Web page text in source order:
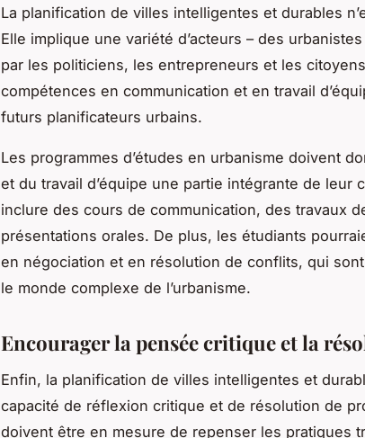
La planification de villes intelligentes et durables
Elle implique une variété d’acteurs – des
par les politiciens, les entrepreneurs et les
compétences en communication et en travail
futurs planificateurs urbains.
Les programmes d’études en urbanisme doivent
et du travail d’équipe une partie intégrante de leur
inclure des cours de communication, des travaux
présentations orales. De plus, les étudiants
en négociation et en résolution de conflits, qui
le monde complexe de l’urbanisme.
Encourager la pensée critique et la
Enfin, la planification de villes intelligentes et
capacité de réflexion critique et de résolution de
doivent être en mesure de repenser les pratiques